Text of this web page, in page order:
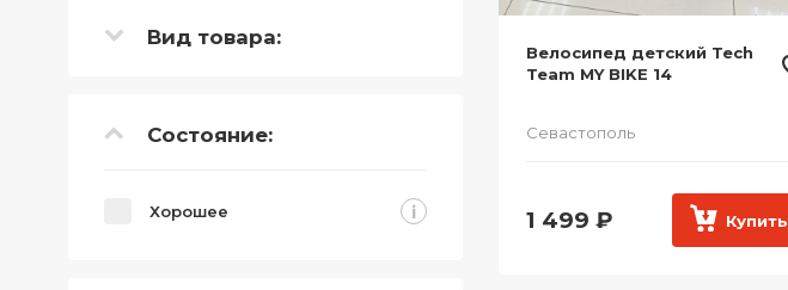
Вид товара:
Состояние:
Хорошее i
Велосипед детский Tech
Team MY BIKE 14
Севастополь
1 499 ₽ Купить